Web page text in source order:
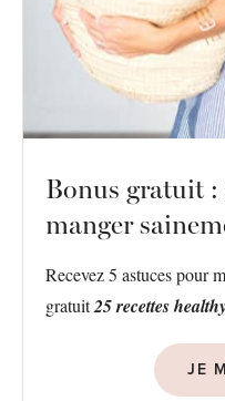
Bonus gratuit :
manger
Recevez 5 astuces pour
gratuit25 recettes
JE